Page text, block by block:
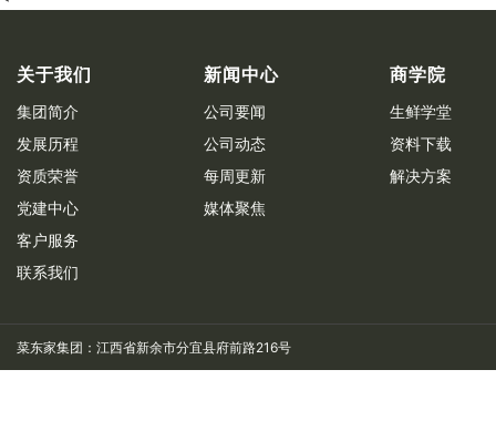
关于我们
集团简介
发展历程
资质荣誉
党建中心
客户服务
联系我们
新闻中心
公司要闻
公司动态
每周更新
媒体聚焦
商学院
生鲜学堂
资料下载
解决方案
菜东家集团：江西省新余市分宜县府前路216号